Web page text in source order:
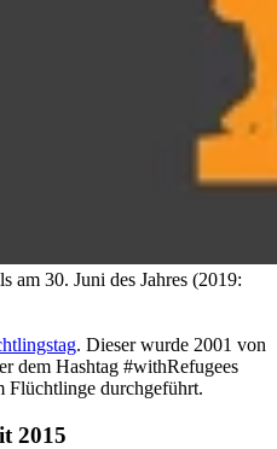
am 30. Juni des Jahres (2019:
. Dieser wurde 2001 von
dem Hashtag #withRefugees
Flüchtlinge durchgeführt.
2015